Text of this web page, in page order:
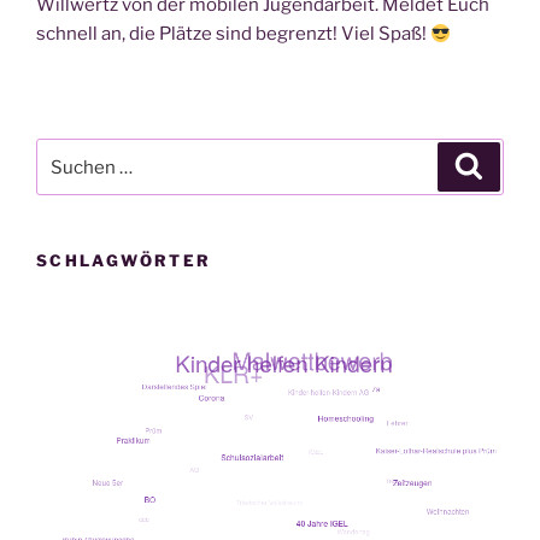
Will­wertz von der mobi­len Jugend­ar­beit. Mel­det Euch
schnell an, die Plät­ze sind begrenzt! Viel Spaß!
nach:
SCHLAGWÖRTER